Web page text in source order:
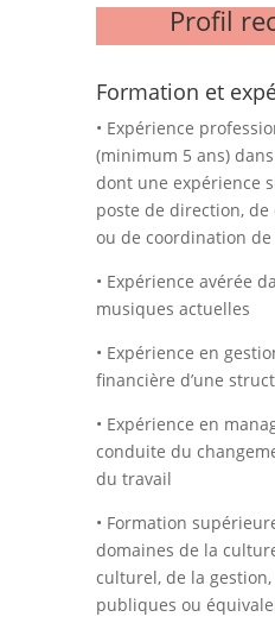
Profil
Formation et
• Expérience
(minimum 5 ans)
dont une expérience
poste de direction,
ou de coordination
• Expérience avérée
musiques actuelles
• Expérience en
financière d’une
• Expérience en
conduite du
du travail
• Formation
domaines de la
culturel, de la
publiques ou